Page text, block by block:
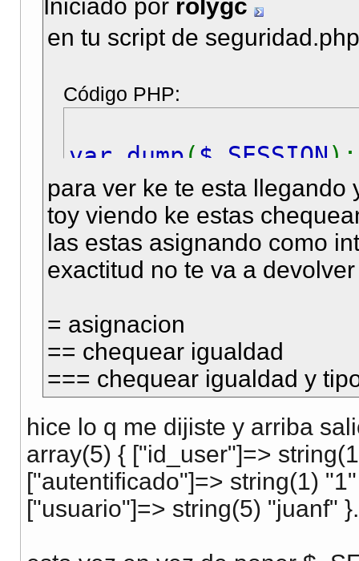
Iniciado por rolygc
en tu script de
Código PHP:
var_dump ( $_SESSION
para ver ke te esta llegando
toy viendo ke estas
las estas asignando como
exactitud no te va a
= asignacion
== chequear igualdad
=== chequear igualdad y
hice lo q me dijiste y arriba
array(5) { ["id_user"]=>
["autentificado"]=> string(1)
["usuario"]=> string(5) "juanf"